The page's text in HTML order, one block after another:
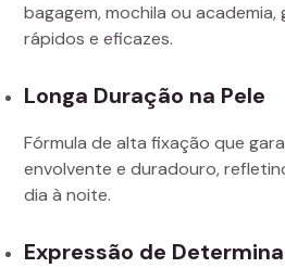
bagagem, mochila ou
rápidos e eficazes.
Longa Duração na Pele
Fórmula de alta fixação que
envolvente e duradouro,
dia à noite.
Expressão de